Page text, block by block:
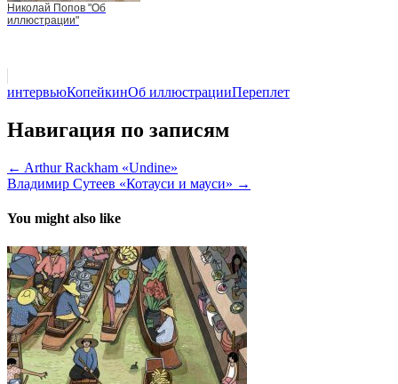
Николай Попов "Об
иллюстрации"
интервьюКопейкинОб иллюстрацииПереплет
Навигация по записям
← Arthur Rackham «Undine»
Владимир Сутеев «Котауси и мауси» →
You might also like